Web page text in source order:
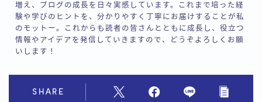
増え、ブログの成長を日々実感しています。これまで培った経
験や学びのヒントを、分かりやすく丁寧にお届けすることが私
のモットー。これからも読者の皆さんとともに成長し、役立つ
情報やアイデアを発信していきますので、どうぞよろしくお願
いします！
SHARE